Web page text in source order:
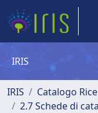
IRIS
IRIS Catalogo
2.7 Schede di